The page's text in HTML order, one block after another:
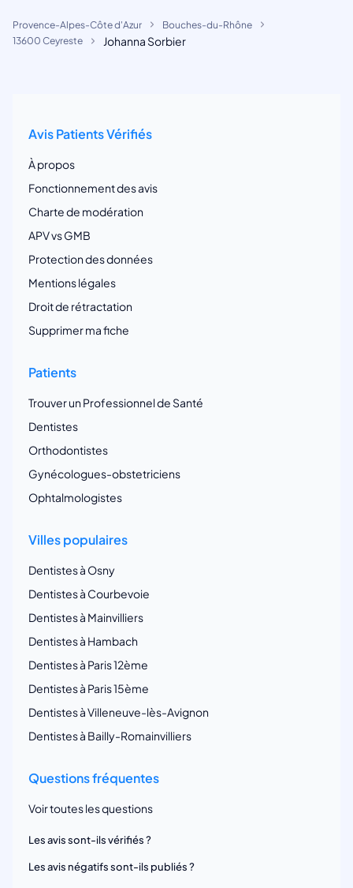
Provence-Alpes-Côte d'Azur
Bouches-du-Rhône
13600 Ceyreste
Johanna Sorbier
Avis Patients Vérifiés
À propos
Fonctionnement des avis
Charte de modération
APV vs GMB
Protection des données
Mentions légales
Droit de rétractation
Supprimer ma fiche
Patients
Trouver un Professionnel de Santé
Dentistes
Orthodontistes
Gynécologues-obstetriciens
Ophtalmologistes
Villes populaires
Dentistes à Osny
Dentistes à Courbevoie
Dentistes à Mainvilliers
Dentistes à Hambach
Dentistes à Paris 12ème
Dentistes à Paris 15ème
Dentistes à Villeneuve-lès-Avignon
Dentistes à Bailly-Romainvilliers
Questions fréquentes
Voir toutes les questions
Les avis sont-ils vérifiés ?
Les avis négatifs sont-ils publiés ?